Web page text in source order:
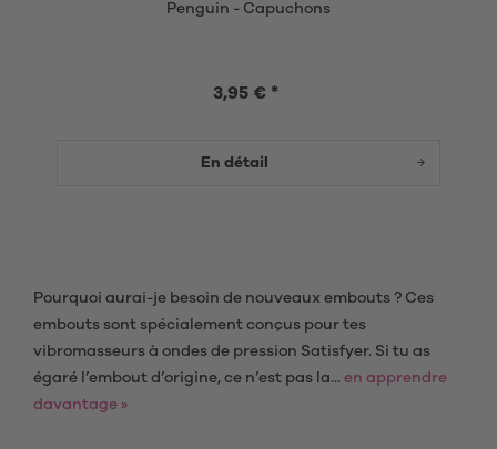
Penguin - Capuchons
3,95 € *
En détail
Pourquoi aurai-je besoin de nouveaux embouts ? Ces
embouts sont spécialement conçus pour tes
vibromasseurs à ondes de pression Satisfyer. Si tu as
égaré l’embout d’origine, ce n’est pas la... en apprendre
davantage »